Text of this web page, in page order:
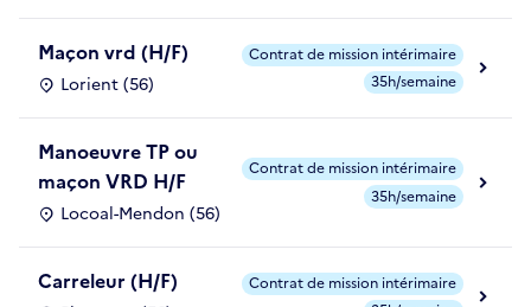
Maçon vrd (H/F)
Lorient (56)
Contrat de mission intérimaire
35h/semaine
Manoeuvre TP ou
maçon VRD H/F
Locoal-Mendon (56)
Contrat de mission intérimaire
35h/semaine
Carreleur (H/F)
Contrat de mission intérimaire